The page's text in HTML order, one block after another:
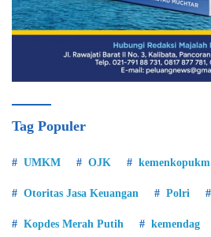
Tag Populer
UMKM OJK kemenkopukm
Otoritas Jasa Keuangan Polri
Kopdes Merah Putih kemendag